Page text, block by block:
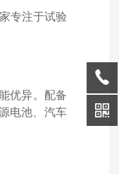
专注于试验
优异。配备
电池、汽车